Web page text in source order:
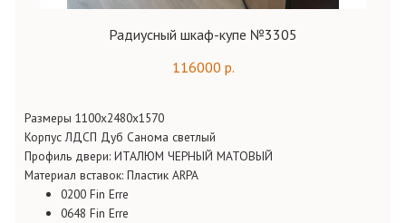
Радиусный шкаф-купе №3305
116000 р.
Размеры 1100х2480х1570
Корпус ЛДСП Дуб Санома светлый
Профиль двери: ИТАЛЮМ ЧЕРНЫЙ МАТОВЫЙ
Материал вставок: Пластик ARPA
0200 Fin Erre
0648 Fin Erre